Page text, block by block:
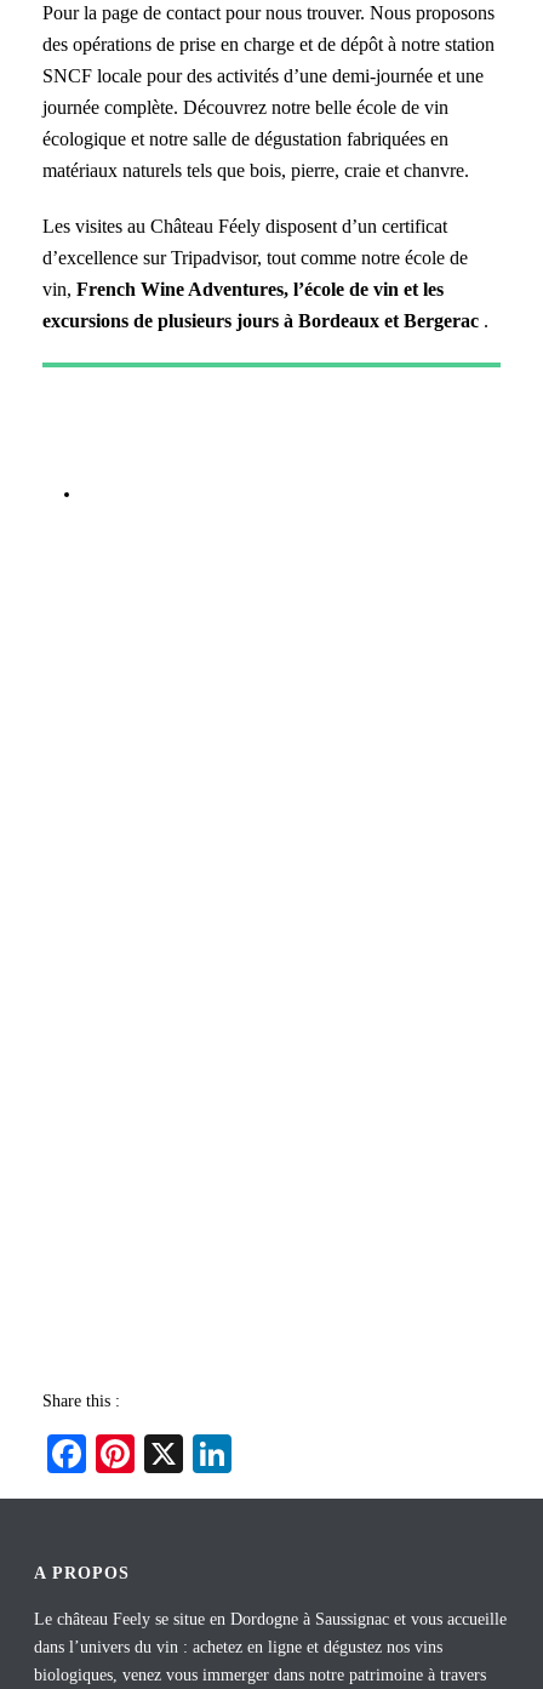
Pour la page de contact pour nous trouver. Nous proposons
des opérations de prise en charge et de dépôt à notre station
SNCF locale pour des activités d’une demi-journée et une
journée complète. Découvrez notre belle école de vin
écologique et notre salle de dégustation fabriquées en
matériaux naturels tels que bois, pierre, craie et chanvre.
Les visites au Château Féely disposent d’un certificat
d’excellence sur Tripadvisor, tout comme notre école de
vin, French Wine Adventures, l’école de vin et les
excursions de plusieurs jours à Bordeaux et Bergerac .
Share this :
Fa
ce
ok
Pi
nt
t
X
nk
A PROPOS
Le château Feely se situe en Dordogne à Saussignac et vous accueille
dans l’univers du vin : achetez en ligne et dégustez nos vins
biologiques, venez vous immerger dans notre patrimoine à travers